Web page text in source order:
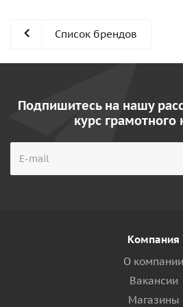
Список брендов
Подпишитесь на нашу
курс грамотного
Компания
О компании
Вакансии
Магазины